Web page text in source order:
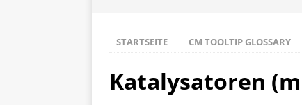
STARTSEITE CM TOOLTIP GLOSSARY
Katalysatoren